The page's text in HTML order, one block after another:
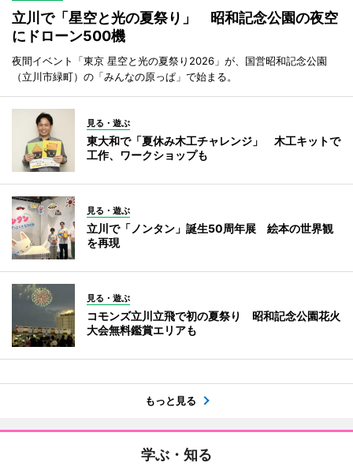
立川で「星空と光の夏祭り」 昭和記念公園の夜空
にドローン500機
夜間イベント「東京 星空と光の夏祭り2026」が、国営昭和記念公園
（立川市緑町）の「みんなの原っぱ」で始まる。
見る・遊ぶ
東大和で「夏休み木工チャレンジ」 木工キットで
工作、ワークショップも
見る・遊ぶ
立川で「ノンタン」誕生50周年展 絵本の世界観
を再現
見る・遊ぶ
コモンズ立川立飛で初の夏祭り 昭和記念公園花火
大会無料鑑賞エリアも
もっと見る
学ぶ・知る